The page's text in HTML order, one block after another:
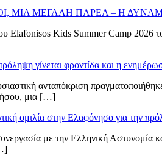
ΜΙΑ ΜΕΓΑΛΗ ΠΑΡΕΑ – Η
Elafonisos Kids Summer Camp 2026
γίνεται φροντίδα και η ενημέρωση
ανταπόκριση
μια […]
ομιλία στην Ελαφόνησο για την
με την Ελληνική Αστυνομία